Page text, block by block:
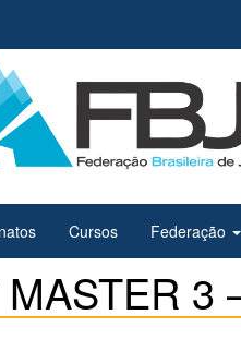
Cursos Federação
3